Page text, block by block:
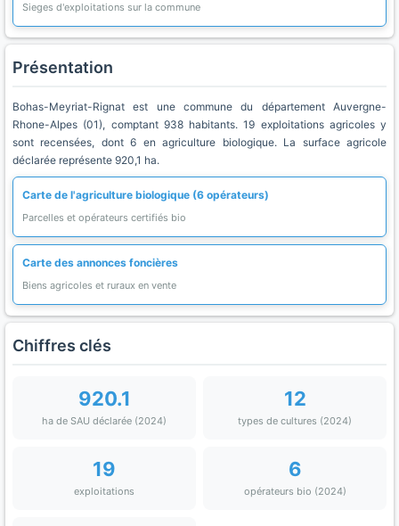
Sieges d'exploitations sur la commune
Présentation
Bohas-Meyriat-Rignat est une commune du département Auvergne-
Rhone-Alpes (01), comptant 938 habitants. 19 exploitations agricoles y
sont recensées, dont 6 en agriculture biologique. La surface agricole
déclarée représente 920,1 ha.
Carte de l'agriculture biologique (6 opérateurs)
Parcelles et opérateurs certifiés bio
Carte des annonces foncières
Biens agricoles et ruraux en vente
Chiffres clés
920.1
ha de SAU déclarée (2024)
12
types de cultures (2024)
19
exploitations
6
opérateurs bio (2024)